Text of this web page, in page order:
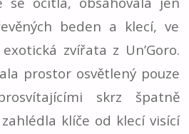
beden a klecí, ve
zvířata z Un’Goro.
prostor osvětlený pouze
skrz špatně
klíče od klecí visící